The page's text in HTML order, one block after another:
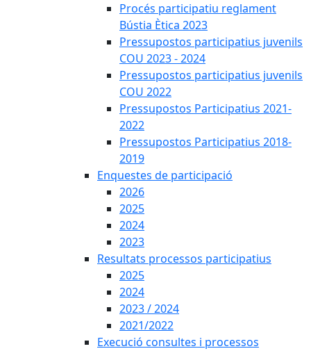
Procés participatiu reglament
Bústia Ètica 2023
Pressupostos participatius juvenils
COU 2023 - 2024
Pressupostos participatius juvenils
COU 2022
Pressupostos Participatius 2021-
2022
Pressupostos Participatius 2018-
2019
Enquestes de participació
2026
2025
2024
2023
Resultats processos participatius
2025
2024
2023 / 2024
2021/2022
Execució consultes i processos